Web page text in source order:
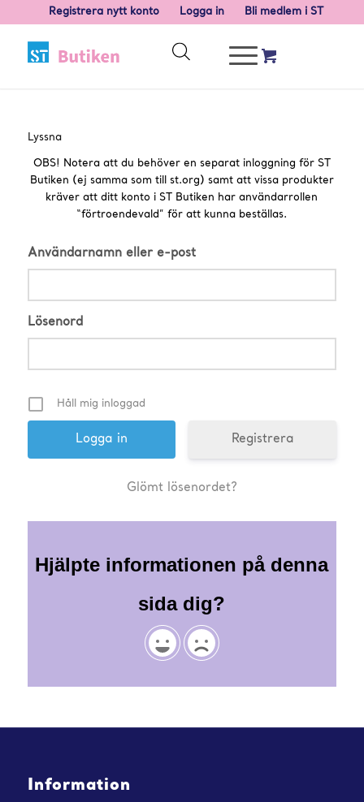
Registrera nytt konto Logga in Bli medlem i ST
Lyssna
OBS! Notera att du behöver en separat inloggning för ST
Butiken (ej samma som till st.org) samt att vissa produkter
kräver att ditt konto i ST Butiken har användarrollen
“förtroendevald” för att kunna beställas.
Användarnamn eller e-post
Lösenord
Håll mig inloggad
Registrera
Glömt lösenordet?
Hjälpte informationen på denna
sida dig?
Information